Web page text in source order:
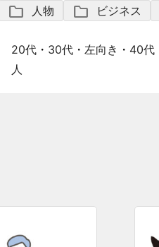
folder 人物 folder ビジネス
20代 ・ 30代 ・左向き ・ 40代
人